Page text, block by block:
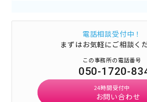
電話相談受付中！
まずはお気軽にご相談く
この事務所の電話番号
050-1720-
24時間受付中
お問い合わせ